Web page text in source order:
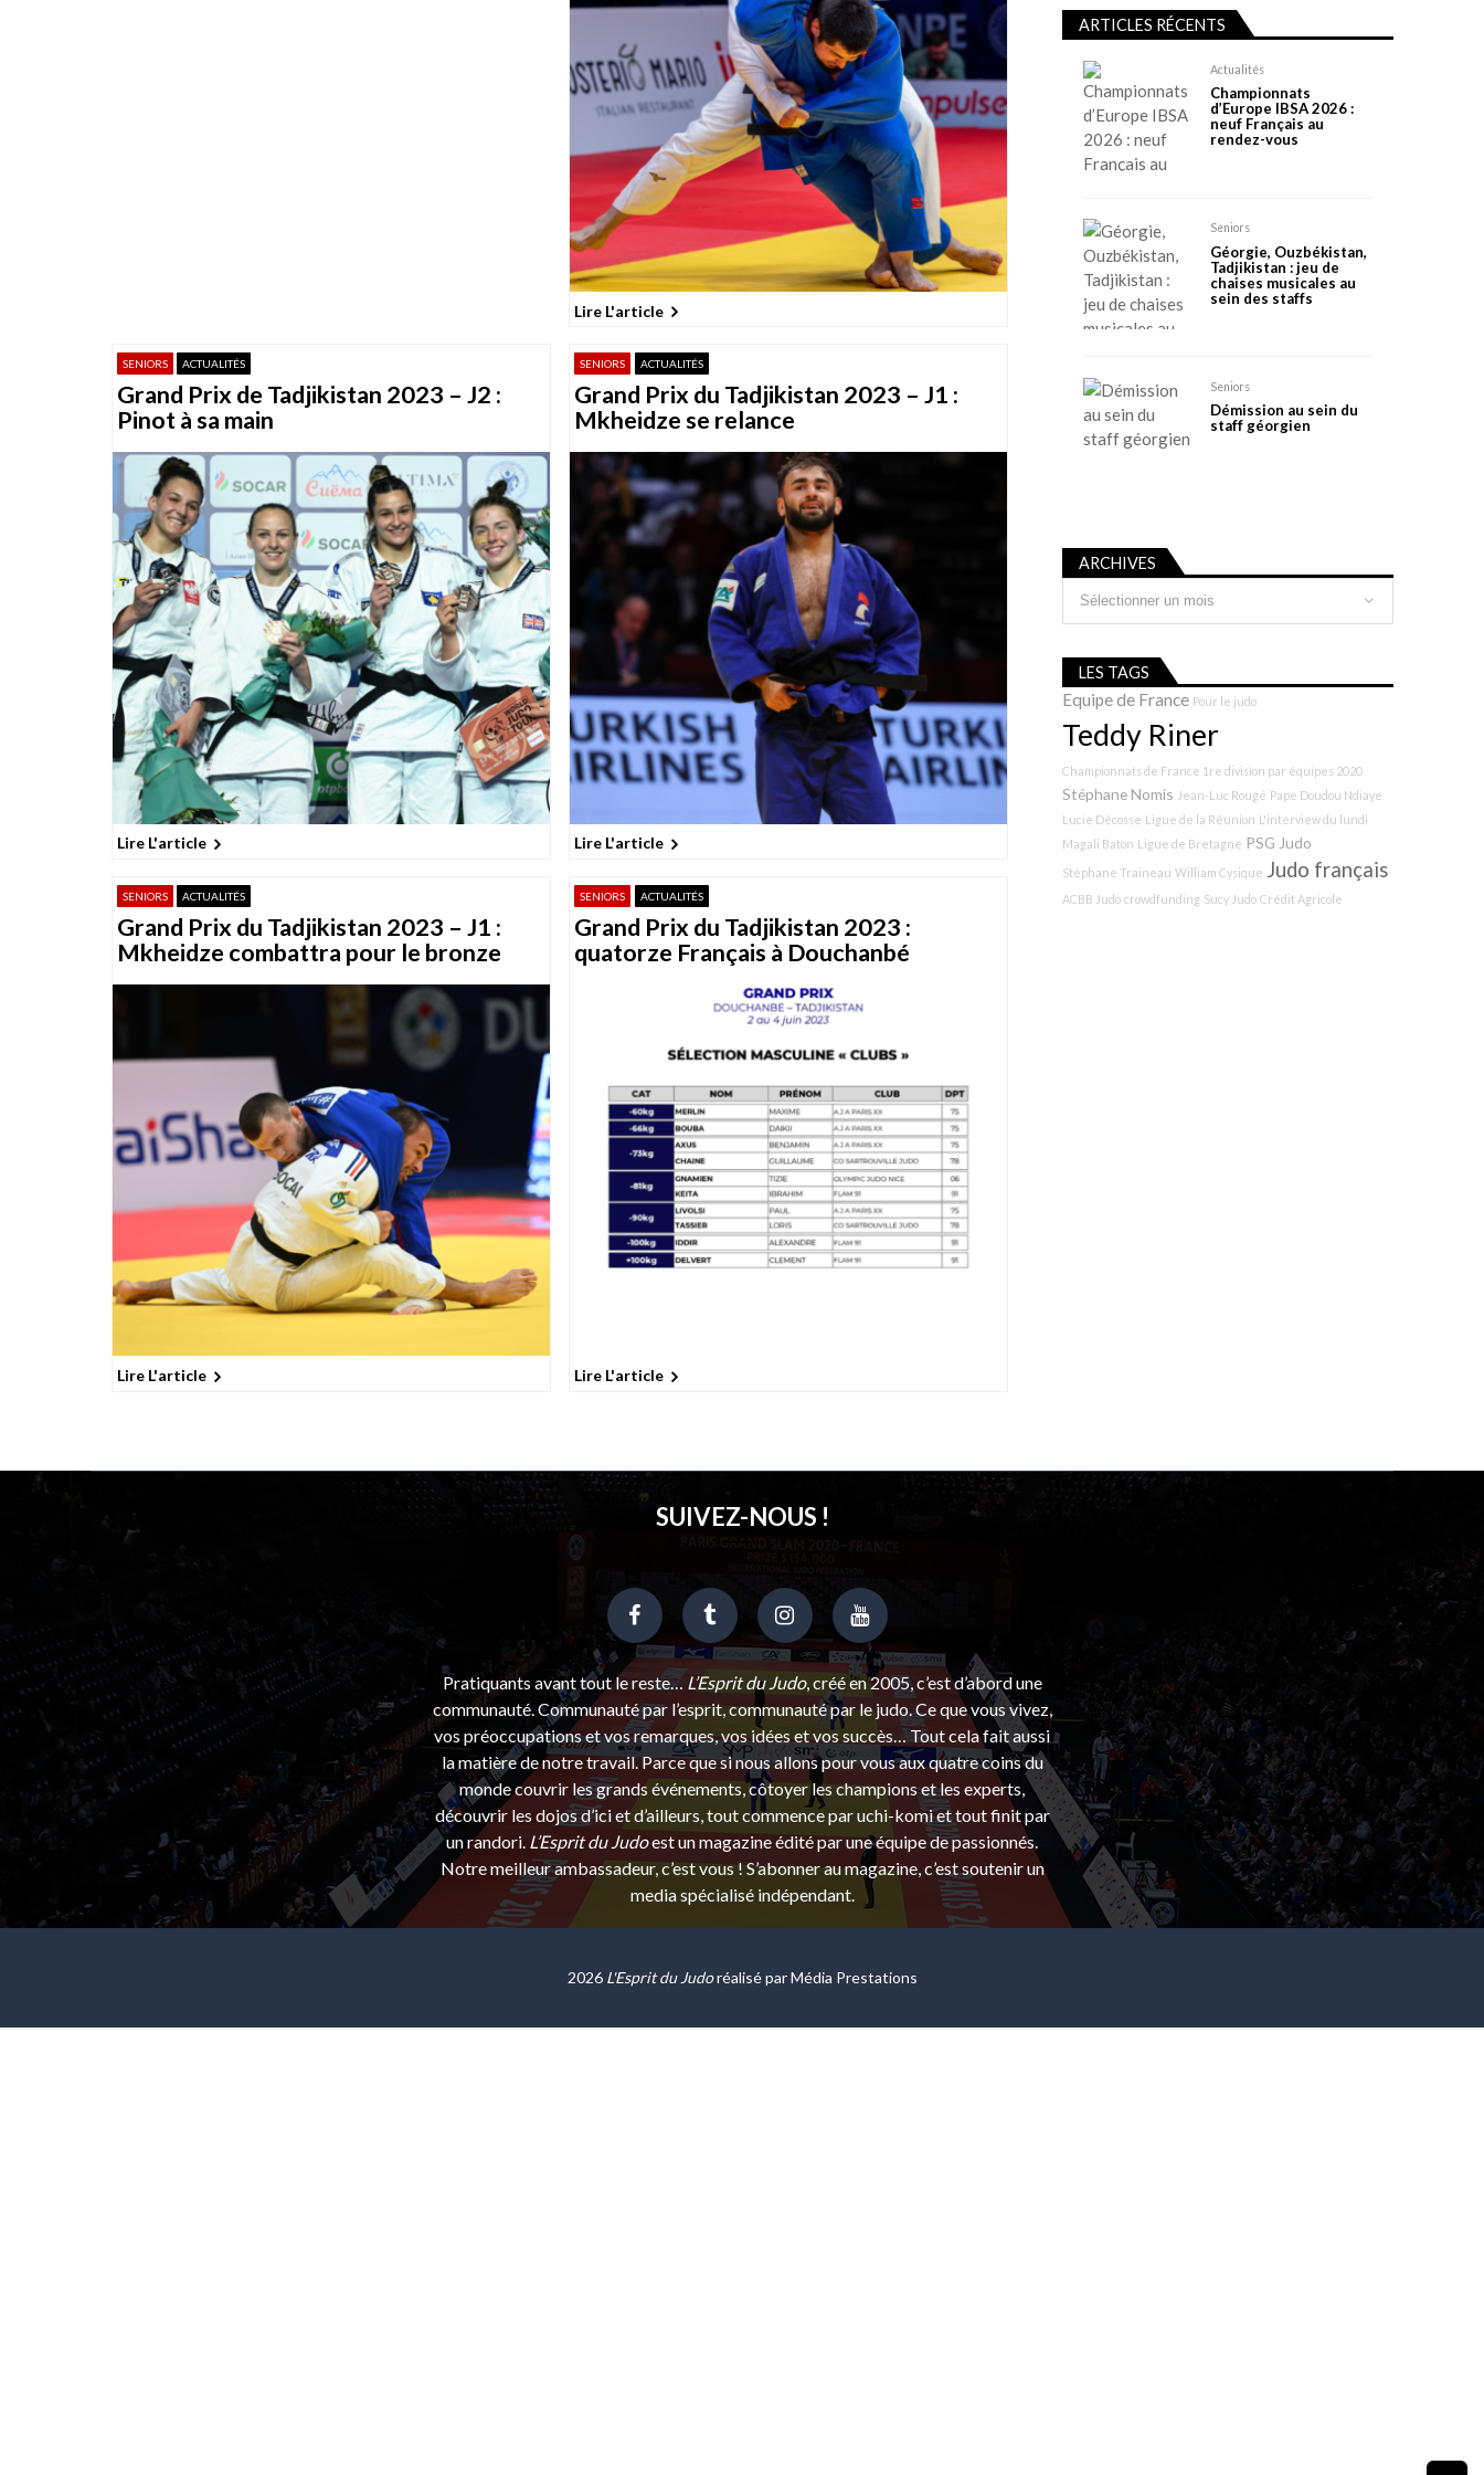
Lire L'article
SENIORS ACTUALITÉS
Grand Prix de Tadjikistan 2023 – J2 :
Pinot à sa main
Lire L'article
SENIORS ACTUALITÉS
Grand Prix du Tadjikistan 2023 – J1 :
Mkheidze se relance
Lire L'article
SENIORS ACTUALITÉS
Grand Prix du Tadjikistan 2023 – J1 :
Mkheidze combattra pour le bronze
Lire L'article
SENIORS ACTUALITÉS
Grand Prix du Tadjikistan 2023 :
quatorze Français à Douchanbé
Lire L'article
ARTICLES RÉCENTS
Actualités
Championnats
d’Europe IBSA 2026 :
neuf Français au
rendez-vous
Seniors
Géorgie, Ouzbékistan,
Tadjikistan : jeu de
chaises musicales au
sein des staffs
Seniors
Démission au sein du
staff géorgien
ARCHIVES
LES TAGS
Equipe de France Pour le judo
Teddy Riner
Championnats de France 1re division par équipes 2020
Stéphane Nomis Jean-Luc Rougé Pape Doudou Ndiaye
Lucie Décosse Ligue de la Réunion L'interview du lundi
Magali Baton Ligue de Bretagne PSG Judo
Stéphane Traineau William Cysique Judo français
ACBB Judo crowdfunding Sucy Judo Crédit Agricole
SUIVEZ-NOUS !
Pratiquants avant tout le reste… L’Esprit du Judo, créé en 2005, c’est d’abord une
communauté. Communauté par l’esprit, communauté par le judo. Ce que vous vivez,
vos préoccupations et vos remarques, vos idées et vos succès… Tout cela fait aussi
la matière de notre travail. Parce que si nous allons pour vous aux quatre coins du
monde couvrir les grands événements, côtoyer les champions et les experts,
découvrir les dojos d’ici et d’ailleurs, tout commence par uchi-komi et tout finit par
un randori. L’Esprit du Judoest un magazine édité par une équipe de passionnés.
Notre meilleur ambassadeur, c’est vous ! S’abonner au magazine, c’est soutenir un
media spécialisé indépendant.
2026 L'Esprit du Judoréalisé parMédia Prestations